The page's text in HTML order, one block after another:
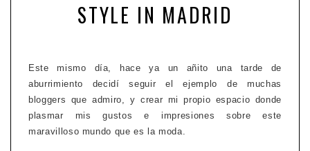
STYLE IN MADRID
Este mismo día, hace ya un añito una tarde de
aburrimiento decidí seguir el ejemplo de muchas
bloggers que admiro, y crear mi propio espacio donde
plasmar mis gustos e impresiones sobre este
maravilloso mundo que es la moda.